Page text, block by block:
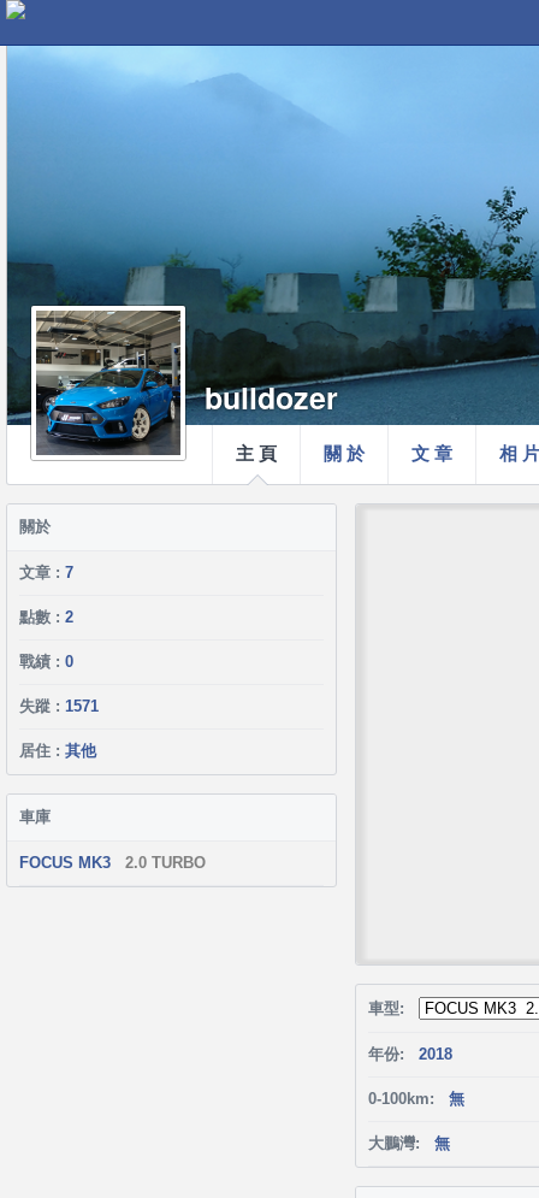
主 頁 關 於 文 章 相 片
bulldozer
關於
文章 : 7
點數 : 2
戰績 : 0
失蹤 : 1571
居住 : 其他
車庫
FOCUS MK3 2.0 TURBO
車型:
年份: 2018
0-100km: 無
大鵬灣: 無